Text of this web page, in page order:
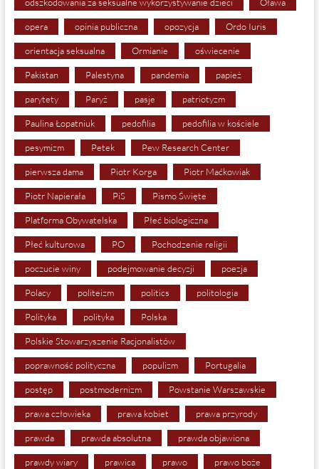
odszkodowania za seksualne wykorzystywanie dzieci Oława
opera opinia publiczna opozycja Ordo Iuris
orientacja seksualna Ormianie oświecenie
Pakistan Palestyna pandemia papież
parytety Paryż pasje patriotyzm
Paulina Łopatniuk pedofilia pedofilia w kościele
pesymizm Petek Pew Research Center
pierwsza dama Piotr Korga Piotr Maćkowiak
Piotr Napierała PiS Pismo Święte
Platforma Obywatelska Płeć biologiczna
Płeć kulturowa PO Pochodzenie religii
poczucie winy podejmowanie decyzji poezja
Polacy politeizm politics politologia
Polityka polityka Polska
Polskie Stowarzyszenie Racjonalistów
poprawność polityczna populizm Portugalia
postęp postmodernizm Powstanie Warszawskie
prawa człowieka prawa kobiet prawa przyrody
prawda prawda absolutna prawda objawiona
prawdy wiary prawica prawo prawo boże